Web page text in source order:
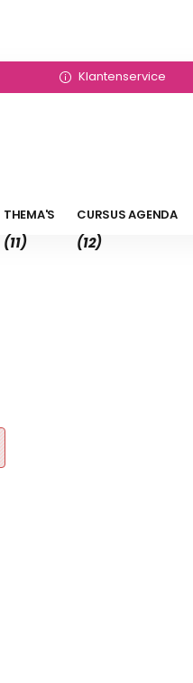
Klantenservice
THEMA'S
(11)
CURSUS AGENDA
(12)